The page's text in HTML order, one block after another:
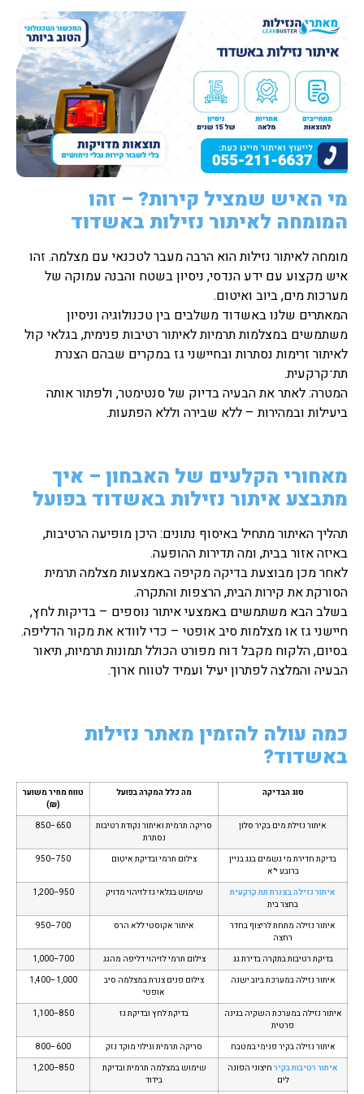
מי האיש שמציל קירות? – זהו
המומחה לאיתור נזילות באשדוד
מומחה לאיתור נזילות הוא הרבה מעבר לטכנאי עם מצלמה. זהו
איש מקצוע עם ידע הנדסי, ניסיון בשטח והבנה עמוקה של
מערכות מים, ביוב ואיטום.
המאתרים שלנו באשדוד משלבים בין טכנולוגיה וניסיון
משתמשים במצלמות תרמיות לאיתור רטיבות פנימית, בגלאי קול
לאיתור זרימות נסתרות ובחיישני גז במקרים שבהם הצנרת
תת־קרקעית.
המטרה: לאתר את הבעיה בדיוק של סנטימטר, ולפתור אותה
ביעילות ובמהירות – ללא שבירה וללא הפתעות.
מאחורי הקלעים של האבחון – איך
מתבצע איתור נזילות באשדוד בפועל
תהליך האיתור מתחיל באיסוף נתונים: היכן מופיעה הרטיבות,
באיזה אזור בבית, ומה תדירות ההופעה.
לאחר מכן מבוצעת בדיקה מקיפה באמצעות מצלמה תרמית
הסורקת את קירות הבית, הרצפות והתקרה.
בשלב הבא משתמשים באמצעי איתור נוספים – בדיקות לחץ,
חיישני גז או מצלמות סיב אופטי – כדי לוודא את מקור הדליפה.
בסיום, הלקוח מקבל דוח מפורט הכולל תמונות תרמיות, תיאור
הבעיה והמלצה לפתרון יעיל ועמיד לטווח ארוך.
כמה עולה להזמין מאתר נזילות
באשדוד?
סוג הבדיקה מה כלל המקרה בפועל
טווח מחיר משוער
איתור נזילת מים בקיר סלון
סריקה תרמית ואיתור נקודת רטיבות
נסתרת
בדיקת חדירת מי גשמים בגג בניין
ברובע י״א
צילום תרמי ובדיקת איטום
איתור נזילה בצנרת תת קרקעית
בחצר בית
שימוש בגלאי גז לזיהוי מדויק
איתור נזילה מתחת לריצוף בחדר
רחצה
איתור אקוסטי ללא הרס
בדיקת רטיבות בתקרה בדירת גג צילום תרמי לזיהוי דליפה מהגג
איתור נזילה במערכת ביוב ישנה
צילום פנים צנרת במצלמה סיב
אופטי
1,000–1,400
איתור נזילה במערכת השקיה בגינה
פרטית
בדיקת לחץ ובדיקת גז
איתור נזילה בקיר פנימי במטבח סריקה תרמית וגילוי מוקד נזק
איתור רטיבות בקירחיצוני הפונה
שימוש במצלמה תרמית ובדיקת
בידוד